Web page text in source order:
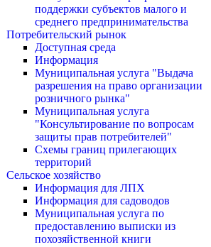
поддержки субъектов малого и
среднего предпринимательства
Потребительский рынок
Доступная среда
Информация
Муниципальная услуга "Выдача
разрешения на право организации
розничного рынка"
Муниципальная услуга
"Консультирование по вопросам
защиты прав потребителей"
Схемы границ прилегающих
территорий
Сельское хозяйство
Информация для ЛПХ
Информация для садоводов
Муниципальная услуга по
предоставлению выписки из
похозяйственной книги